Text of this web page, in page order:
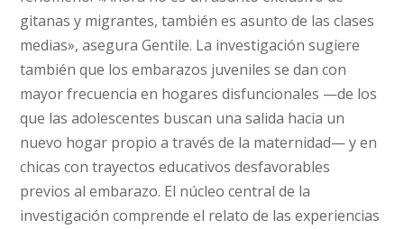
gitanas y migrantes, también es asunto de las clases
medias», asegura Gentile. La investigación sugiere
también que los embarazos juveniles se dan con
mayor frecuencia en hogares disfuncionales —de los
que las adolescentes buscan una salida hacia un
nuevo hogar propio a través de la maternidad— y en
chicas con trayectos educativos desfavorables
previos al embarazo. El núcleo central de la
investigación comprende el relato de las experiencias